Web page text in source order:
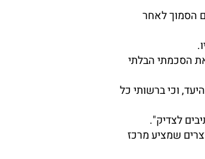
הסמוך לאחר
הסכמתי הבלתי
וכי ברשותי כל
שמציע מרכז